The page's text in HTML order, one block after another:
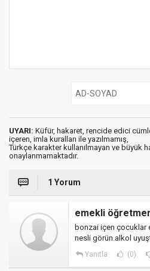
UYARI: Küfür, hakaret, rencide edici
içeren, imla kuralları ile yazılmamış,
Türkçe karakter kullanılmayan ve büyük
onaylanmamaktadır.
1 Yorum
emekli
bonzai içen çocuklar
nesli görün.alkol
Yanıtla (0)